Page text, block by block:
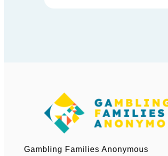
Gambling Families Anonymous